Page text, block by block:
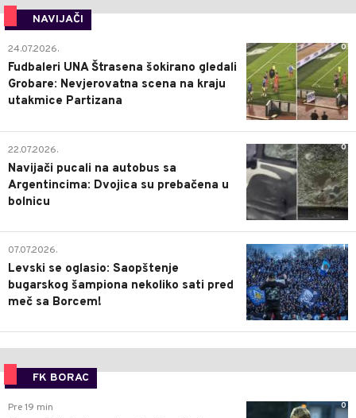
NAVIJAČI
0
24.07.2026.
Fudbaleri UNA Štrasena šokirano gledali
Grobare: Nevjerovatna scena na kraju
utakmice Partizana
0
22.07.2026.
Navijači pucali na autobus sa
Argentincima: Dvojica su prebačena u
bolnicu
1
07.07.2026.
Levski se oglasio: Saopštenje
bugarskog šampiona nekoliko sati pred
meč sa Borcem!
FK BORAC
0
Pre 19 min